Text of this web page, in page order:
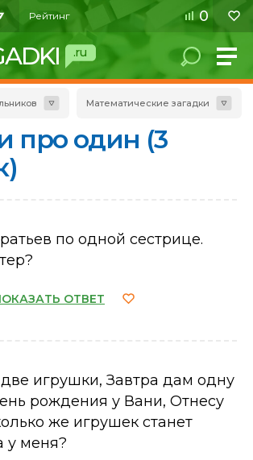
Рейтинг 0
.ru
Математические загадки
про один (3
по одной сестрице.
ОТВЕТ
игрушки, Завтра дам одну
рождения у Вани, Отнесу
же игрушек станет
у меня?